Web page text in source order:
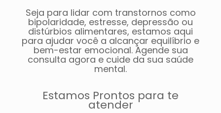
Seja para lidar com transtornos como
bipolaridade, estresse, depressão ou
distúrbios alimentares, estamos aqui
para ajudar você a alcançar equilíbrio e
bem-estar emocional. Agende sua
consulta agora e cuide da sua saúde
mental.
Estamos Prontos para te
atender